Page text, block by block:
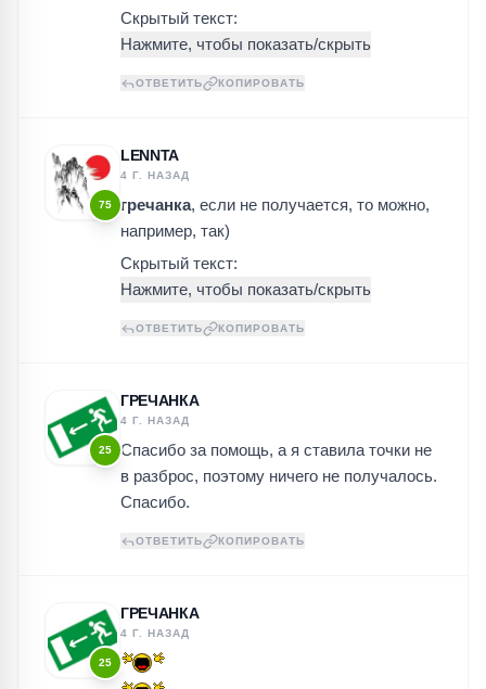
Скрытый текст:
ОТВЕТИТЬ КОПИРОВАТЬ
75
LENNTA
4 Г. НАЗАД
гречанка, если не получается, то можно,
например, так)
Скрытый текст:
ОТВЕТИТЬ КОПИРОВАТЬ
25
ГРЕЧАНКА
4 Г. НАЗАД
Спасибо за помощь, а я ставила точки не
в разброс, поэтому ничего не получалось.
Спасибо.
ОТВЕТИТЬ КОПИРОВАТЬ
25
ГРЕЧАНКА
4 Г. НАЗАД